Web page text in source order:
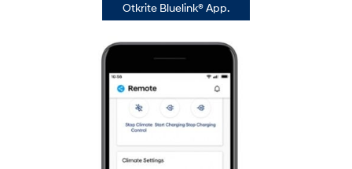
Otkrite Bluelink® App.